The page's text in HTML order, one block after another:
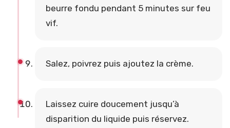
beurre fondu pendant 5 minutes sur feu
vif.
Salez, poivrez puis ajoutez la crème.
Laissez cuire doucement jusqu’à
disparition du liquide puis réservez.